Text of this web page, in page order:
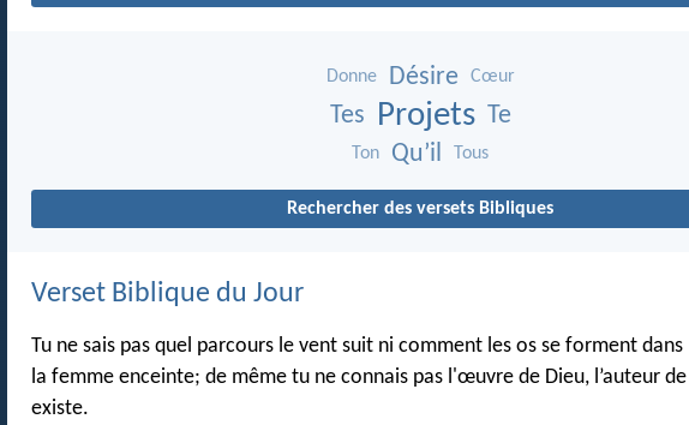
Donne Désire Cœur
Tes Projets Te
Ton Qu’il Tous
Rechercher des versets Bibliques
Verset Biblique du Jour
Tu ne sais pas quel parcours le vent suit ni comment les os se forment
la femme enceinte; de même tu ne connais pas l'œuvre de Dieu, l’auteur
existe.